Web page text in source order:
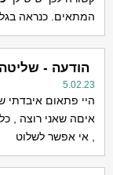
המתאים. כנראה
הודעה - שליטה
5.02.23
היי פתאום איבדתי
איםה שאני רוצה ,
, אי אפשר לשלוט